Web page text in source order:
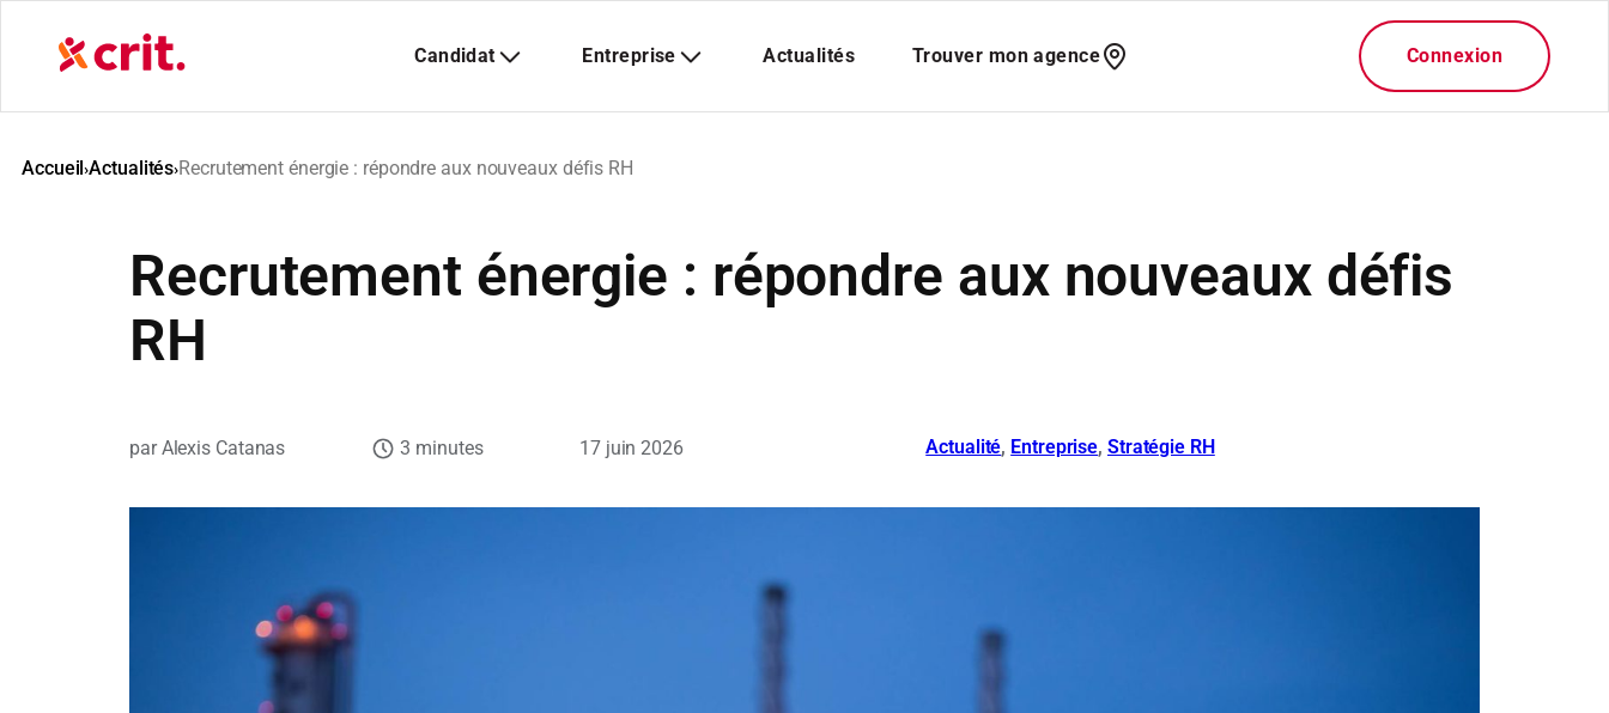
Accueil›Actualités›Recrutement énergie : répondre aux nouveaux défis RH
Recrutement énergie : répondre aux nouveaux défis
RH
Alexis Catanas 3 minutes 17 juin 2026 Actualité, Entreprise, Stratégie RH